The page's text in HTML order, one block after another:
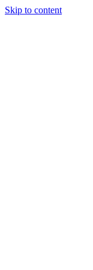
Skip to content